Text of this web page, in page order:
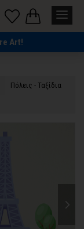
Art!
Πόλεις - Ταξίδια